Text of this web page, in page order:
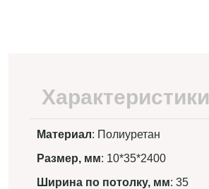
Характеристики
Материал: Полиуретан
Размер, мм: 10*35*2400
Ширина по потолку, мм: 35